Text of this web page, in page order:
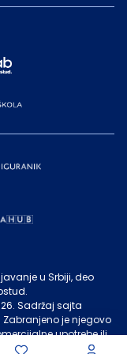
u Srbiji, deo
. Sadržaj sajta
. Zabranjeno je njegovo
upotrebe ili
sajta.